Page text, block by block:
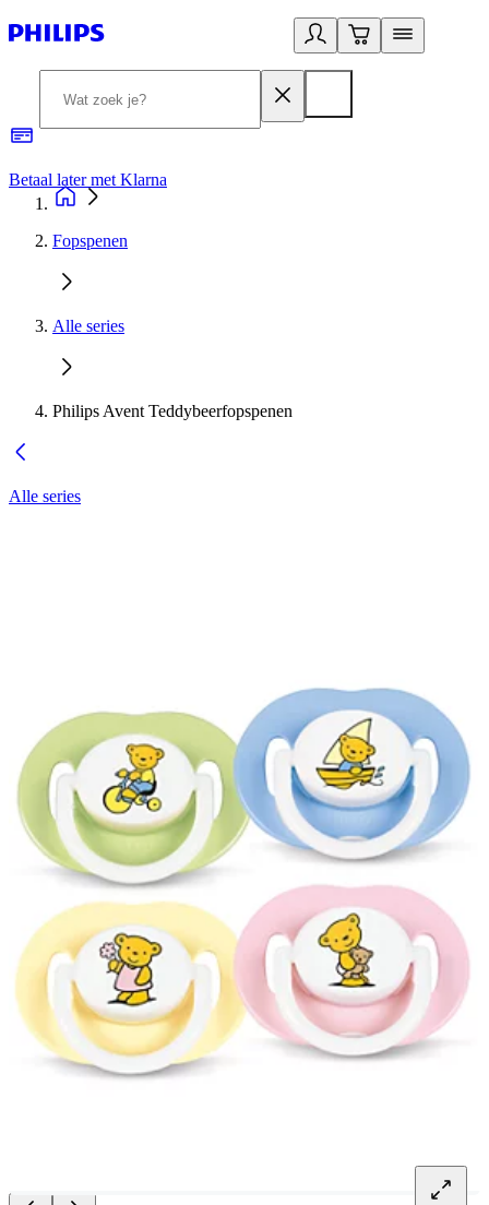
Betaal later met Klarna
Fopspenen
Alle series
Philips Avent Teddybeerfopspenen
Alle series